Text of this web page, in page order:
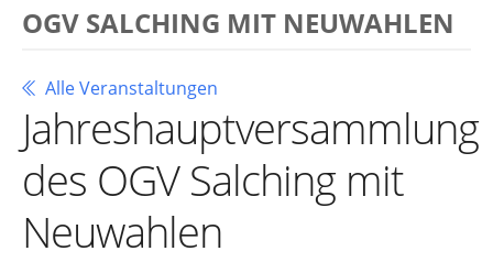
OGV SALCHING MIT NEUWAHLEN
Alle Veranstaltungen
Jahreshauptversammlung
des OGV Salching mit
Neuwahlen